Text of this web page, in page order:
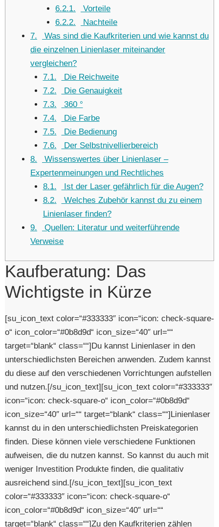
6.2.1
Vorteile
6.2.2
Nachteile
7
Was sind die Kaufkriterien und wie kannst du
die einzelnen Linienlaser miteinander
vergleichen?
7.1
Die Reichweite
7.2
Die Genauigkeit
7.3
360 °
7.4
Die Farbe
7.5
Die Bedienung
7.6
Der Selbstnivellierbereich
8
Wissenswertes über Linienlaser –
Expertenmeinungen und Rechtliches
8.1
Ist der Laser gefährlich für die Augen?
8.2
Welches Zubehör kannst du zu einem
Linienlaser finden?
9
Quellen: Literatur und weiterführende
Verweise
Kaufberatung: Das
Wichtigste in Kürze
[su_icon_text color=“#333333″ icon=“icon: check-square-
o“ icon_color=“#0b8d9d“ icon_size=“40″ url=““
target=“blank“ class=““]Du kannst Linienlaser in den
unterschiedlichsten Bereichen anwenden. Zudem kannst
du diese auf den verschiedenen Vorrichtungen aufstellen
und nutzen.[/su_icon_text][su_icon_text color=“#333333″
icon=“icon: check-square-o“ icon_color=“#0b8d9d“
icon_size=“40″ url=““ target=“blank“ class=““]Linienlaser
kannst du in den unterschiedlichsten Preiskategorien
finden. Diese können viele verschiedene Funktionen
aufweisen, die du nutzen kannst. So kannst du auch mit
weniger Investition Produkte finden, die qualitativ
ausreichend sind.[/su_icon_text][su_icon_text
color=“#333333″ icon=“icon: check-square-o“
icon_color=“#0b8d9d“ icon_size=“40″ url=““
target=“blank“ class=““]Zu den Kaufkriterien zählen